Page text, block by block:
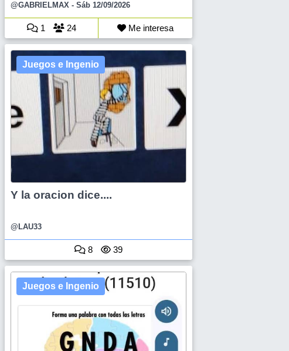
@GABRIELMAX - Sáb 12/09/2026
1 24 Me interesa
Juegos e Ingenio
Y la oracion dice....
@LAU33
8 39
Juegos e Ingenio